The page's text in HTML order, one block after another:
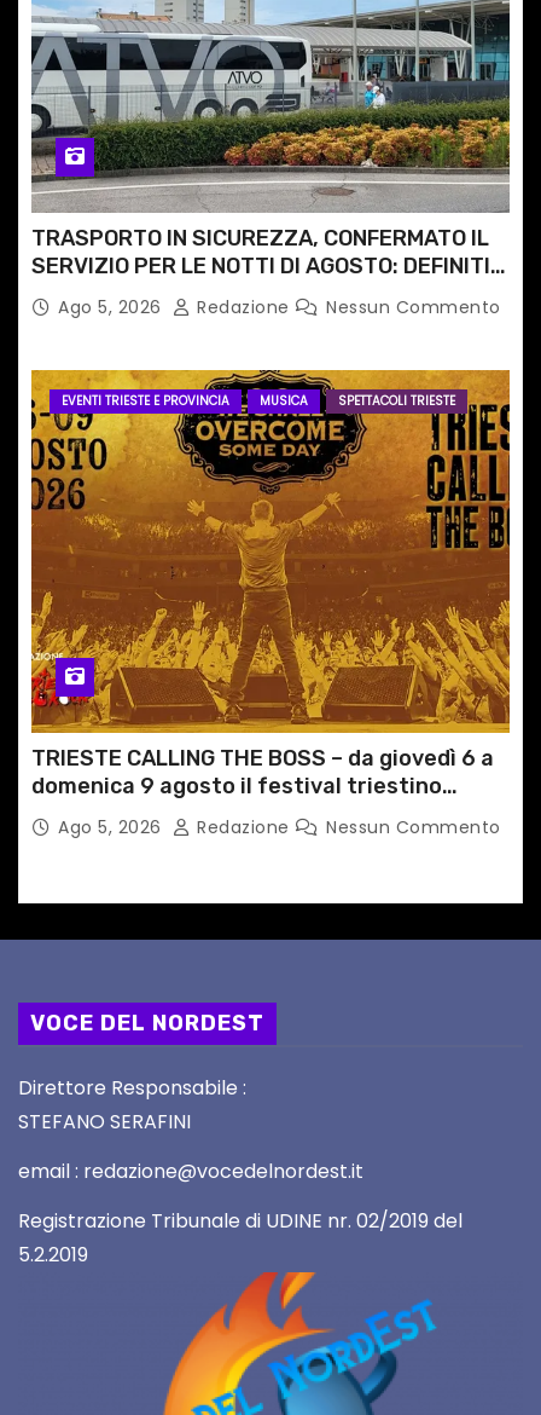
TRASPORTO IN SICUREZZA, CONFERMATO IL
SERVIZIO PER LE NOTTI DI AGOSTO: DEFINITI
PERCORSI, FERMATE E ORARIO
Ago 5, 2026 Redazione Nessun Commento
EVENTI TRIESTE E PROVINCIA MUSICA SPETTACOLI TRIESTE
TRIESTE CALLING THE BOSS – da giovedì 6 a
domenica 9 agosto il festival triestino
dedicato a Springsteen
Ago 5, 2026 Redazione Nessun Commento
VOCE DEL NORDEST
Direttore Responsabile :
STEFANO SERAFINI
email : redazione@vocedelnordest.it
Registrazione Tribunale di UDINE nr. 02/2019 del
5.2.2019